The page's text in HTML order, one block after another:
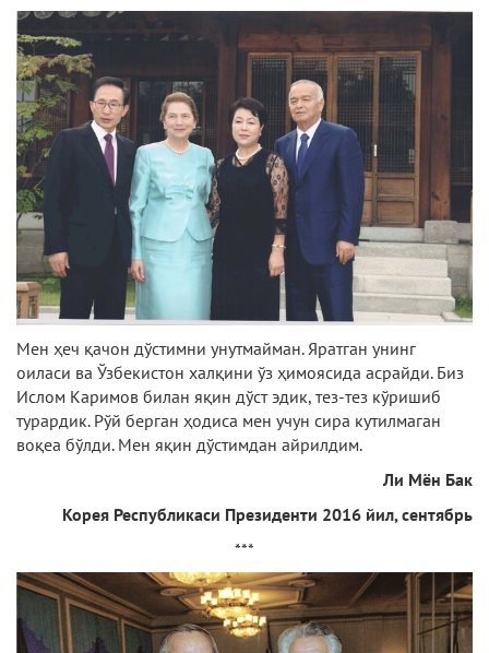
Мен ҳеч қачон дўстимни унутмайман. Яратган унинг
оиласи ва Ўзбекистон халқини ўз ҳимоясида асрайди. Биз
Ислом Каримов билан яқин дўст эдик, тез-тез кўришиб
турардик. Рўй берган ҳодиса мен учун сира кутилмаган
воқеа бўлди. Мен яқин дўстимдан айрилдим.
Ли Мён Бак
Корея Республикаси Президенти 2016 йил, сентябрь
***